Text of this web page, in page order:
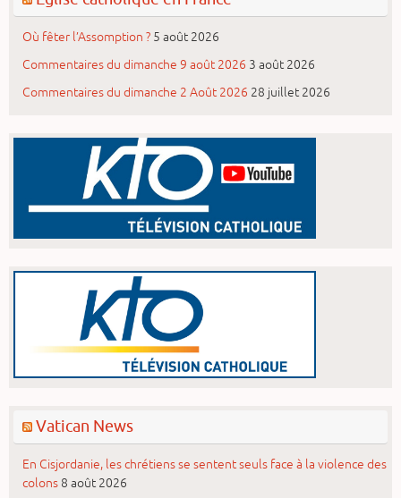
Où fêter l’Assomption ? 5 août 2026
Commentaires du dimanche 9 août 2026 3 août 2026
Commentaires du dimanche 2 Août 2026 28 juillet 2026
Vatican News
En Cisjordanie, les chrétiens se sentent seuls face à la violence des
colons 8 août 2026